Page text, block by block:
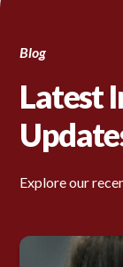
Blog
Latest
Explore our